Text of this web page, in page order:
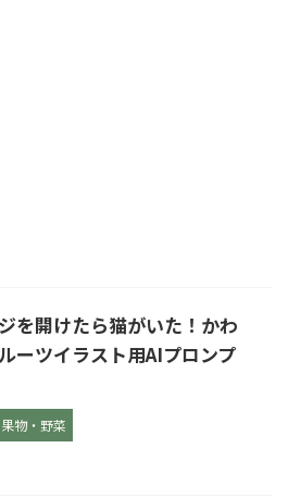
を開けたら猫がいた！かわ
ーツイラスト用AIプロンプ
物・野菜